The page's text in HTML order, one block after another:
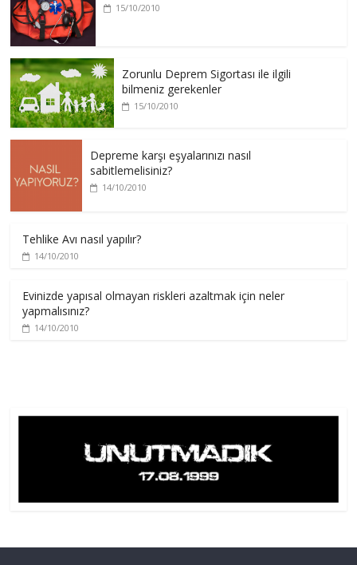
15/10/2010
Zorunlu Deprem Sigortası ile ilgili
bilmeniz gerekenler
15/10/2010
Depreme karşı eşyalarınızı nasıl
sabitlemelisiniz?
14/10/2010
Tehlike Avı nasıl yapılır?
14/10/2010
Evinizde yapısal olmayan riskleri azaltmak için neler
yapmalısınız?
14/10/2010